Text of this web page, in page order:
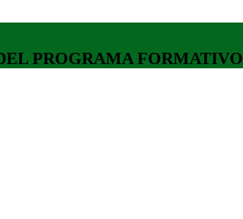
PROGRAMA FORMATIVO